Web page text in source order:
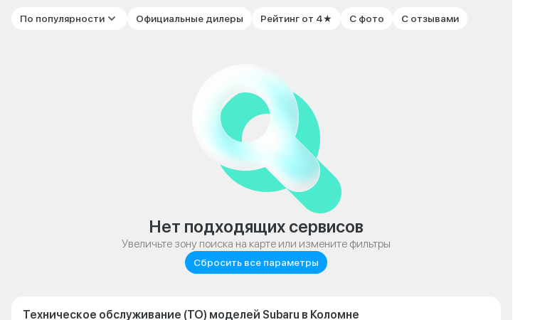
По популярности Официальные дилеры Рейтинг от 4★ С фото С отзывами
Нет подходящих сервисов
Увеличьте зону поиска на карте или измените фильтры
Сбросить все параметры
Техническое обслуживание (ТО) моделей Subaru в Коломне